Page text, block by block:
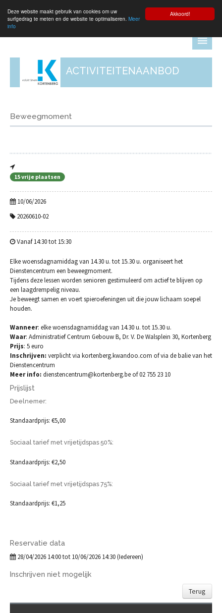
Akkoord!
Deze website maakt gebruik van cookies om uw
surfgedrag te meten en de website te optimaliseren. Meer
info
ACTIVITEITENAANBOD
Beweegmoment
15 vrije plaatsen
10/06/2026
20260610-02
Vanaf 14:30 tot 15:30
Elke woensdagnamiddag van 14.30 u. tot 15.30 u. organiseert het
Dienstencentrum een beweegmoment.
Tijdens deze lessen worden senioren gestimuleerd om actief te blijven op
een laagdrempelig niveau.
Je beweegt samen en voert spieroefeningen uit die jouw lichaam soepel
houden.
Wanneer: elke woensdagnamiddag van 14.30 u. tot 15.30 u.
Waar: Administratief Centrum Gebouw B, Dr. V. De Walsplein 30, Kortenberg
Prijs: 5 euro
Inschrijven: verplicht via kortenberg.kwandoo.com of via de balie van het
Dienstencentrum
Meer info: dienstencentrum@kortenberg.be of 02 755 23 10
Prijslijst
Deelnemer:
Standaardprijs: €5,00
Sociaal tarief met vrijetijdspas 50%:
Standaardprijs: €2,50
Sociaal tarief met vrijetijdspas 75%:
Standaardprijs: €1,25
Reservatie data
28/04/2026 14:00 tot 10/06/2026 14:30 (Iedereen)
Inschrijven niet mogelijk
Terug